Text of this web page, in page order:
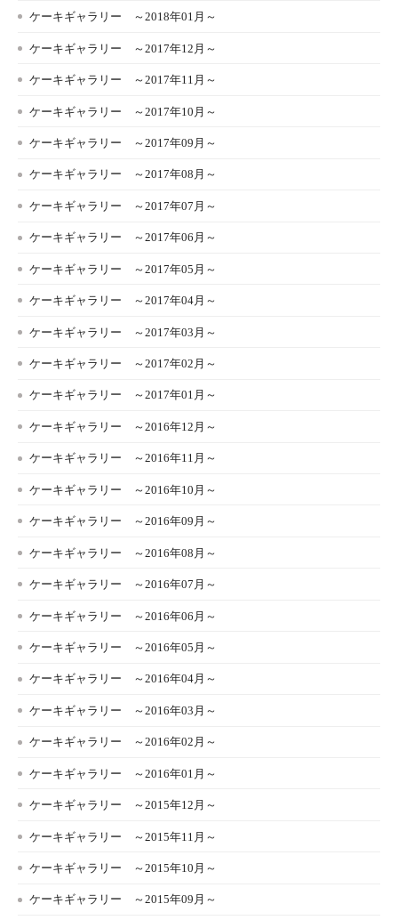
ケーキギャラリー ～2018年01月～
ケーキギャラリー ～2017年12月～
ケーキギャラリー ～2017年11月～
ケーキギャラリー ～2017年10月～
ケーキギャラリー ～2017年09月～
ケーキギャラリー ～2017年08月～
ケーキギャラリー ～2017年07月～
ケーキギャラリー ～2017年06月～
ケーキギャラリー ～2017年05月～
ケーキギャラリー ～2017年04月～
ケーキギャラリー ～2017年03月～
ケーキギャラリー ～2017年02月～
ケーキギャラリー ～2017年01月～
ケーキギャラリー ～2016年12月～
ケーキギャラリー ～2016年11月～
ケーキギャラリー ～2016年10月～
ケーキギャラリー ～2016年09月～
ケーキギャラリー ～2016年08月～
ケーキギャラリー ～2016年07月～
ケーキギャラリー ～2016年06月～
ケーキギャラリー ～2016年05月～
ケーキギャラリー ～2016年04月～
ケーキギャラリー ～2016年03月～
ケーキギャラリー ～2016年02月～
ケーキギャラリー ～2016年01月～
ケーキギャラリー ～2015年12月～
ケーキギャラリー ～2015年11月～
ケーキギャラリー ～2015年10月～
ケーキギャラリー ～2015年09月～